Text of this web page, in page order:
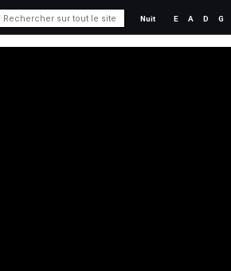
Nuit E A D G